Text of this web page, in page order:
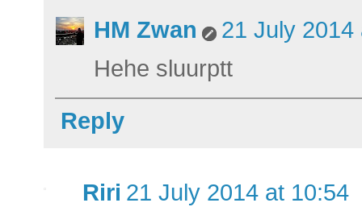
HM Zwan
21 July 2014
Hehe sluurptt
Reply
Riri 21 July 2014 at 10:54